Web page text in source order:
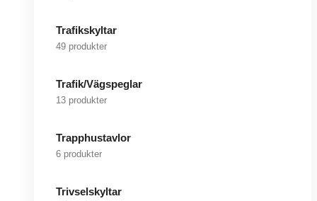
Trafikskyltar
49 produkter
Trafik/Vägspeglar
13 produkter
Trapphustavlor
6 produkter
Trivselskyltar